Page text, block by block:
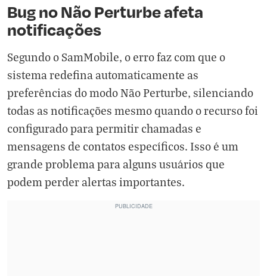
Bug no Não Perturbe afeta
notificações
Segundo o SamMobile, o erro faz com que o
sistema redefina automaticamente as
preferências do modo Não Perturbe, silenciando
todas as notificações mesmo quando o recurso foi
configurado para permitir chamadas e
mensagens de contatos específicos. Isso é um
grande problema para alguns usuários que
podem perder alertas importantes.